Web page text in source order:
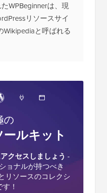
WPBeginnerは、現
リソースサイ
Wikipediaと呼ばれる
の
ルキット
クセスしましょう -
ョナルが持つべき
リソースのコレクシ
！